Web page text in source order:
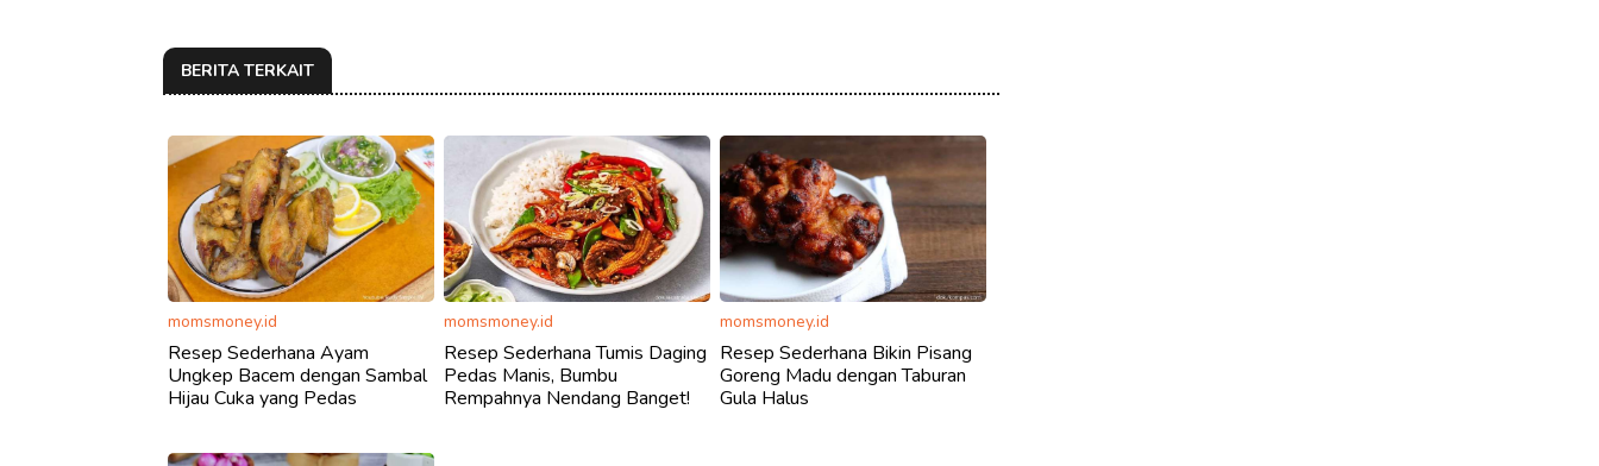
BERITA TERKAIT
momsmoney.id
Resep Sederhana Ayam
Ungkep Bacem dengan Sambal
Hijau Cuka yang Pedas
momsmoney.id
Resep Sederhana Tumis Daging
Pedas Manis, Bumbu
Rempahnya Nendang Banget!
momsmoney.id
Resep Sederhana Bikin Pisang
Goreng Madu dengan Taburan
Gula Halus